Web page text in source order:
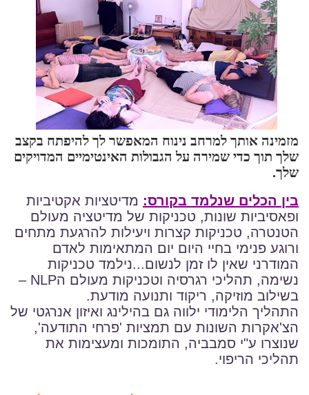
מזמינה אותך למרחב נינוח המאפשר לך להיפתח בקצב
שלך תוך כדי שמירה על הגבולות האינטימיים המדויקים
שלך.
בין הכלים שנלמד בקורס: מדיטציות אקטיביות
ופאסיביות שונות, טכניקות של מדיטציה מעולם
הטנטרה, טכניקות קצרות ויעילות להרגעת מתחים
ורוגע פנימי בחיי היום יום המתאימות לאדם
המודרני שאין לו זמן לנשום...נילמד טכניקות
נשימה, תהליכי רגרסיה וטכניקות מעולם ה– NLP
בשילוב מוזיקה, ריקוד ותנועה מודעת.
התהליך הלימודי ילווה גם בהילינג ואיזון אנרגטי של
הצ'אקרות השונות עם תמציות 'פרחי התודעה',
שנוצרו ע"י סמבביה, התומכות ומעצימות את
תהליכי הריפוי.